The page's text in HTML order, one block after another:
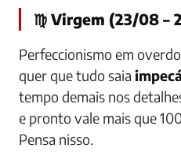
♍ Virgem (23/08 –
Perfeccionismo em
quer que tudo saia
tempo demais nos
e pronto vale mais que
Pensa nisso.